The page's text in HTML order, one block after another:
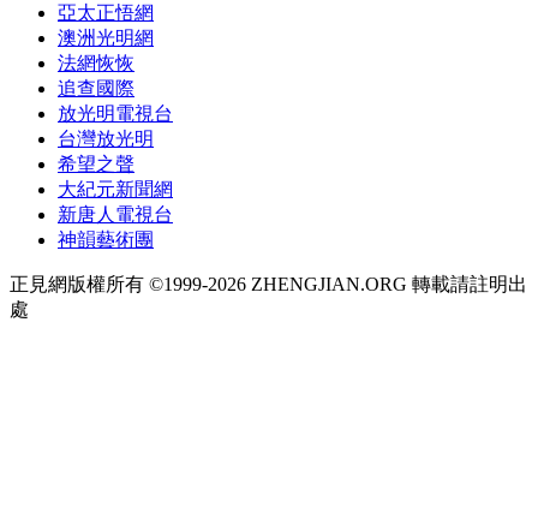
亞太正悟網
澳洲光明網
法網恢恢
追查國際
放光明電視台
台灣放光明
希望之聲
大紀元新聞網
新唐人電視台
神韻藝術團
正見網版權所有 ©1999-2026 ZHENGJIAN.ORG 轉載請註明出
處